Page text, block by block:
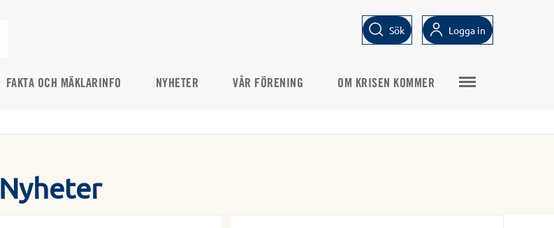
Sök Logga in
FAKTA OCH MÄKLARINFO NYHETER VÅR FÖRENING OM KRISEN KOMMER
Nyheter